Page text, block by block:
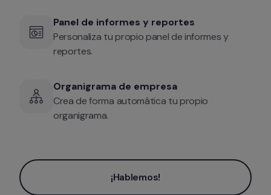
Panel de informes y reportes
Personaliza tu propio panel de informes y
reportes.
Organigrama de empresa
Crea de forma automática tu propio
organigrama.
¡Hablemos!